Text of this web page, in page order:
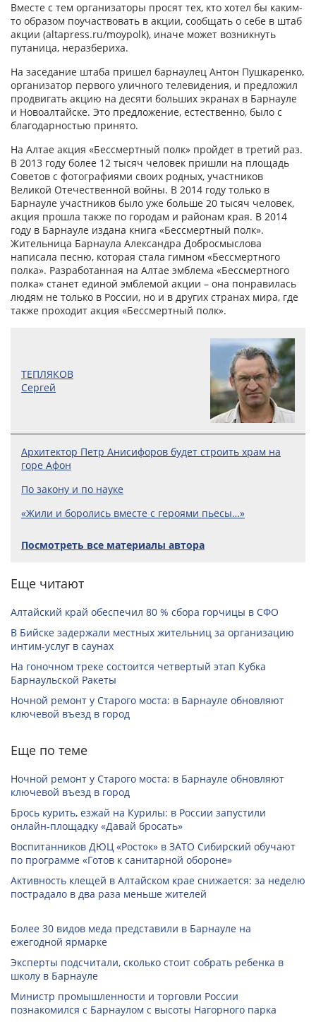
Вместе с тем организаторы просят тех, кто хотел бы каким-
то образом поучаствовать в акции, сообщать о себе в штаб
акции (altapress.ru/moypolk), иначе может возникнуть
путаница, неразбериха.
На заседание штаба пришел барнаулец Антон Пушкаренко,
организатор первого уличного телевидения, и предложил
продвигать акцию на десяти больших экранах в Барнауле
и Новоалтайске. Это предложение, естественно, было с
благодарностью принято.
На Алтае акция «Бессмертный полк» пройдет в третий раз.
В 2013 году более 12 тысяч человек пришли на площадь
Советов с фотографиями своих родных, участников
Великой Отечественной войны. В 2014 году только в
Барнауле участников было уже больше 20 тысяч человек,
акция прошла также по городам и районам края. В 2014
году в Барнауле издана книга «Бессмертный полк».
Жительница Барнаула Александра Добросмыслова
написала песню, которая стала гимном «Бессмертного
полка». Разработанная на Алтае эмблема «Бессмертного
полка» станет единой эмблемой акции – она понравилась
людям не только в России, но и в других странах мира, где
также проходит акция «Бессмертный полк».
ТЕПЛЯКОВ
Сергей
Архитектор Петр Анисифоров будет строить храм на
горе Афон
По закону и по науке
«Жили и боролись вместе с героями пьесы…»
Посмотреть все материалы автора
Еще читают
Алтайский край обеспечил 80 % сбора горчицы в СФО
В Бийске задержали местных жительниц за организацию
интим-услуг в саунах
На гоночном треке состоится четвертый этап Кубка
Барнаульской Ракеты
Ночной ремонт у Старого моста: в Барнауле обновляют
ключевой въезд в город
Еще по теме
Ночной ремонт у Старого моста: в Барнауле обновляют
ключевой въезд в город
Брось курить, езжай на Курилы: в России запустили
онлайн-­площадку «Давай бросать»
Воспитанников ДЮЦ «Росток» в ЗАТО Сибирский обучают
по программе «Готов к санитарной обороне»
Активность клещей в Алтайском крае снижается: за неделю
пострадало в два раза меньше жителей
Более 30 видов меда представили в Барнауле на
ежегодной ярмарке
Эксперты подсчитали, сколько стоит собрать ребенка в
школу в Барнауле
Министр промышленности и торговли России
познакомился с Барнаулом с высоты Нагорного парка